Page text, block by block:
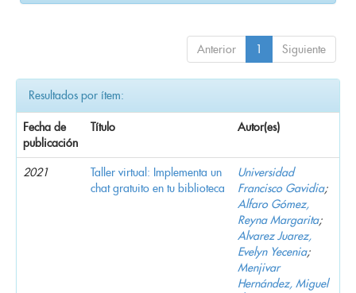
Anterior 1 Siguiente
Resultados por ítem:
Fecha de
publicación
Título Autor(es)
2021
Taller virtual: Implementa un
chat gratuito en tu biblioteca
Universidad
Francisco Gavidia;
Alfaro Gómez,
Reyna Margarita;
Alvarez Juarez,
Evelyn Yecenia;
Menjivar
Hernández, Miguel